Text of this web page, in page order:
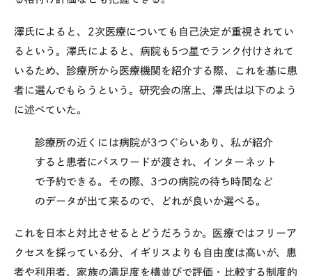
澤氏によると、2次医療についても自己決定が重視されてい
るという。澤氏によると、病院も5つ星でランク付けされて
いるため、診療所から医療機関を紹介する際、これを基に患
者に選んでもらうという。研究会の席上、澤氏は以下のよう
に述べていた。
診療所の近くには病院が3つぐらいあり、私が紹介
すると患者にパスワードが渡され、インターネット
で予約できる。その際、3つの病院の待ち時間など
のデータが出て来るので、どれが良いか選べる。
これを日本と対比させるとどうだろうか。医療ではフリーア
クセスを採っている分、イギリスよりも自由度は高いが、患
者や利用者、家族の満足度を横並びで評価・比較する制度的